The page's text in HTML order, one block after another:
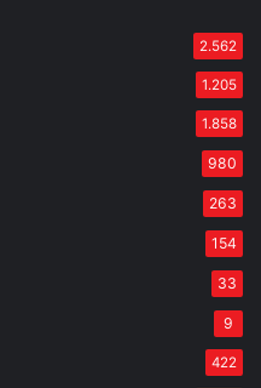
2.562
1.205
1.858
980
263
154
33
9
422